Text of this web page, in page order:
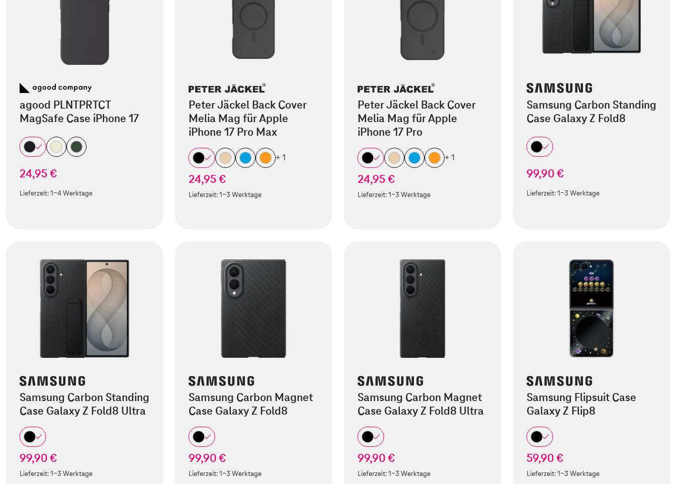
agood PLNTPRTCT
MagSafe Case iPhone 17
24,95 €
Lieferzeit:1-4 Werktage
Peter Jäckel Back Cover
Melia Mag für Apple
iPhone 17 Pro Max
+ 1
24,95 €
Lieferzeit:1-3 Werktage
Peter Jäckel Back Cover
Melia Mag für Apple
iPhone 17 Pro
+ 1
24,95 €
Lieferzeit:1-3 Werktage
Samsung Carbon Standing
Case Galaxy Z Fold8
99,90 €
Lieferzeit:1-3 Werktage
Samsung Carbon Standing
Case Galaxy Z Fold8 Ultra
99,90 €
Lieferzeit:1-3 Werktage
Samsung Carbon Magnet
Case Galaxy Z Fold8
99,90 €
Lieferzeit:1-3 Werktage
Samsung Carbon Magnet
Case Galaxy Z Fold8 Ultra
99,90 €
Lieferzeit:1-3 Werktage
Samsung Flipsuit Case
Galaxy Z Flip8
59,90 €
Lieferzeit:1-3 Werktage